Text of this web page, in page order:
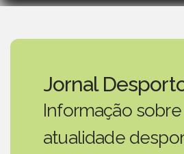
Jornal
Informação
atualidade